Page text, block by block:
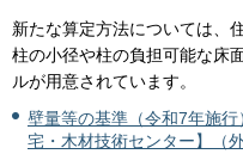
新たな算定方法については、
柱の小径や柱の負担可能な床
ルが用意されています。
壁量等の基準（令和7年施
宅・木材技術センター】（